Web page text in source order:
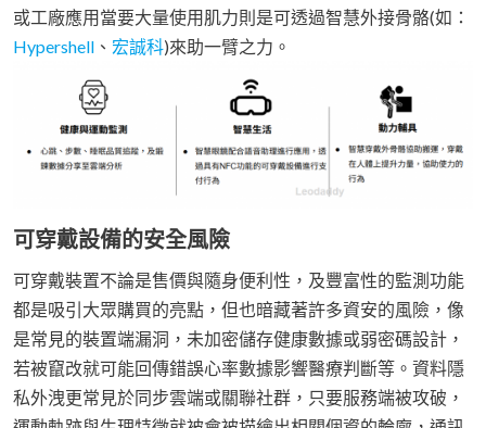
或工廠應用當要大量使用肌力則是可透過智慧外接骨骼(如：
Hypershell 、 宏誠科)來助一臂之力。
可穿戴設備的安全風險
可穿戴裝置不論是售價與隨身便利性，及豐富性的監測功能
都是吸引大眾購買的亮點，但也暗藏著許多資安的風險，像
是常見的裝置端漏洞，未加密儲存健康數據或弱密碼設計，
若被竄改就可能回傳錯誤心率數據影響醫療判斷等。資料隱
私外洩更常見於同步雲端或關聯社群，只要服務端被攻破，